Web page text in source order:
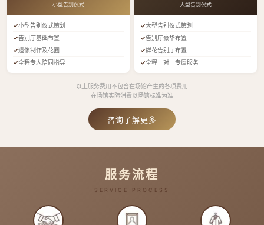
小型告别仪式
小型告别仪式策划
告别厅基础布置
遗像制作及花圈
全程专人陪同指导
大型告别仪式
大型告别仪式策划
告别厅豪华布置
鲜花告别厅布置
全程一对一专属服务
以上服务费用不包含在场馆产生的各项费用
在场馆实际消费以场馆标准为准
咨询了解更多
服务流程
SERVICE PROCESS